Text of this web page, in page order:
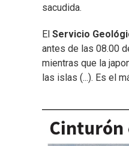
sacudida.
El Servicio
antes de las 08.00
mientras que la
las islas (...). Es el